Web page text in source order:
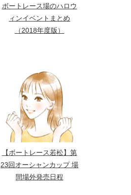
ボートレース場のハロウ
ィンイベントまとめ
（2018年度版）
【ボートレース若松】第
23回オーシャンカップ 場
間場外発売日程